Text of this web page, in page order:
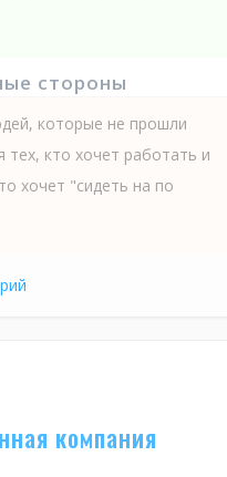
стороны
которые не прошли
тех, кто хочет работать и
хочет "сидеть на по
компания